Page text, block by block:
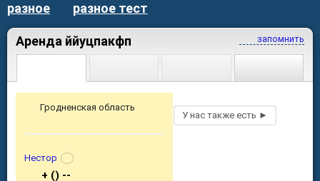
разное разное тест
запомнить
Аренда ййуцпакфп
Гродненская область
Нестор
+ () --